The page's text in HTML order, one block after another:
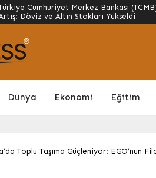
Cinayet Sabıkalısı Firari Hükümlü,
Dünya Ekonomi Eğitim
Toplu Taşıma Güçleniyor: EGO’nun